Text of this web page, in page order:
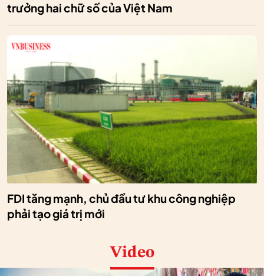
trưởng hai chữ số của Việt Nam
FDI tăng mạnh, chủ đầu tư khu công nghiệp
phải tạo giá trị mới
Video